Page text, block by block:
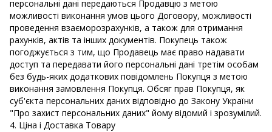
персональні дані передаються Продавцю з метою
можливості виконання умов цього Договору, можливості
проведення взаєморозрахунків, а також для отримання
рахунків, актів та інших документів. Покупець також
погоджується з тим, що Продавець має право надавати
доступ та передавати його персональні дані третім особам
без будь-яких додаткових повідомлень Покупця з метою
виконання замовлення Покупця. Обсяг прав Покупця, як
суб'єкта персональних даних відповідно до Закону України
"Про захист персональних даних" йому відомий і зрозумілий.
4. Ціна і Доставка Товару